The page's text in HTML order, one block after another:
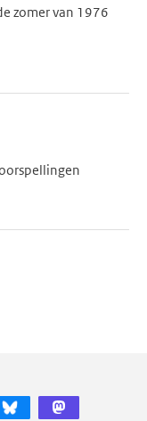
zomer van 1976